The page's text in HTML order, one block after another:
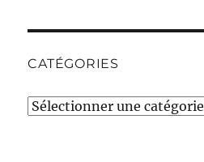
CATÉGORIES
Catégories